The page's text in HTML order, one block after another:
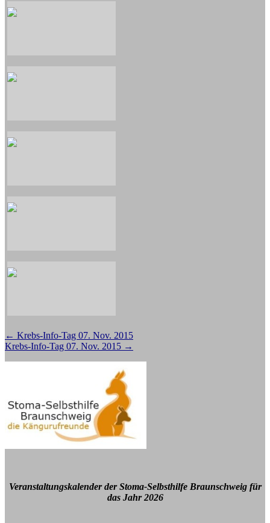
Beitragsnavigation
← Krebs-Info-Tag 07. Nov. 2015
Krebs-Info-Tag 07. Nov. 2015 →
Veranstaltungskalender der Stoma-Selbsthilfe Braunschweig für
das Jahr 2026